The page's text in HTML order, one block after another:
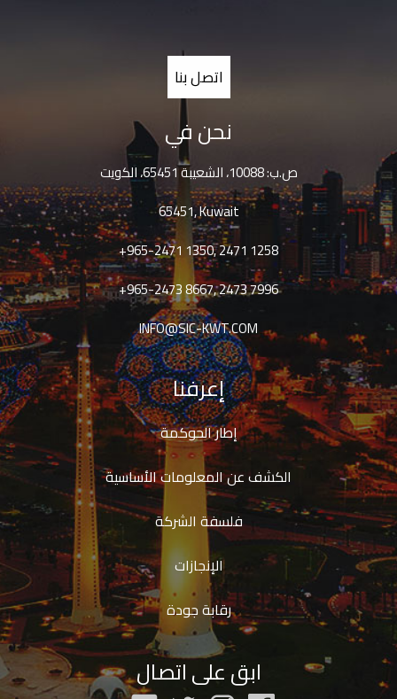
اتصل بنا
نحن في
ص.ب: 10088، الشعيبة 65451، الكويت
65451, Kuwait
+965-2471 1350, 2471 1258
+965-2473 8667, 2473 7996
INFO@SIC-KWT.COM
إعرفنا
إطار الحوكمة
الكشف عن المعلومات الأساسية
فلسفة الشركة
الإنجازات
رقابة جودة
ابق على اتصال